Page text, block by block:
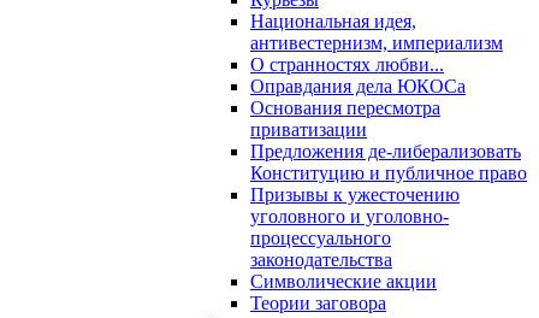
Национальная идея,
антивестернизм, империализм
О странностях любви...
Оправдания дела ЮКОСа
Основания пересмотра
приватизации
Предложения де-либерализовать
Конституцию и публичное право
Призывы к ужесточению
уголовного и уголовно-
процессуального
законодательства
Символические акции
Теории заговора